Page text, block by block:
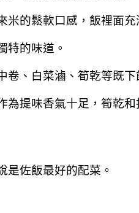
的鬆軟口感，飯裡面充
特的味道。
、白菜滷、筍乾等既下
提味香氣十足，筍乾
是佐飯最好的配菜。